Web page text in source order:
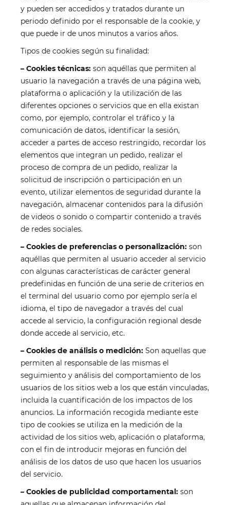
y pueden ser accedidos y tratados durante un
periodo definido por el responsable de la cookie, y
que puede ir de unos minutos a varios años.
Tipos de cookies según su finalidad:
– Cookies técnicas: son aquéllas que permiten al
usuario la navegación a través de una página web,
plataforma o aplicación y la utilización de las
diferentes opciones o servicios que en ella existan
como, por ejemplo, controlar el tráfico y la
comunicación de datos, identificar la sesión,
acceder a partes de acceso restringido, recordar los
elementos que integran un pedido, realizar el
proceso de compra de un pedido, realizar la
solicitud de inscripción o participación en un
evento, utilizar elementos de seguridad durante la
navegación, almacenar contenidos para la difusión
de videos o sonido o compartir contenido a través
de redes sociales.
– Cookies de preferencias o personalización: son
aquéllas que permiten al usuario acceder al servicio
con algunas características de carácter general
predefinidas en función de una serie de criterios en
el terminal del usuario como por ejemplo sería el
idioma, el tipo de navegador a través del cual
accede al servicio, la configuración regional desde
donde accede al servicio, etc.
– Cookies de análisis o medición: Son aquellas que
permiten al responsable de las mismas el
seguimiento y análisis del comportamiento de los
usuarios de los sitios web a los que están vinculadas,
incluida la cuantificación de los impactos de los
anuncios. La información recogida mediante este
tipo de cookies se utiliza en la medición de la
actividad de los sitios web, aplicación o plataforma,
con el fin de introducir mejoras en función del
análisis de los datos de uso que hacen los usuarios
del servicio.
– Cookies de publicidad comportamental: son